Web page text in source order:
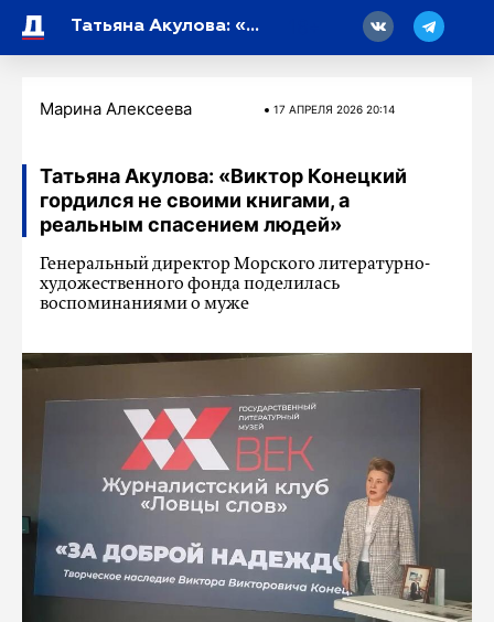
Татьяна Акулова: «Виктор Конецкий гордился не своими книгами, а реальным спасением людей»
Марина Алексеева 17 АПРЕЛЯ 2026 20:14
Татьяна Акулова: «Виктор Конецкий
гордился не своими книгами, а
реальным спасением людей»
Генеральный директор Морского литературно-
художественного фонда поделилась
воспоминаниями о муже